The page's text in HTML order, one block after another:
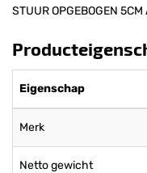
STUUR OPGEBOGEN 5CM
Eigenschap
Merk
Netto gewicht